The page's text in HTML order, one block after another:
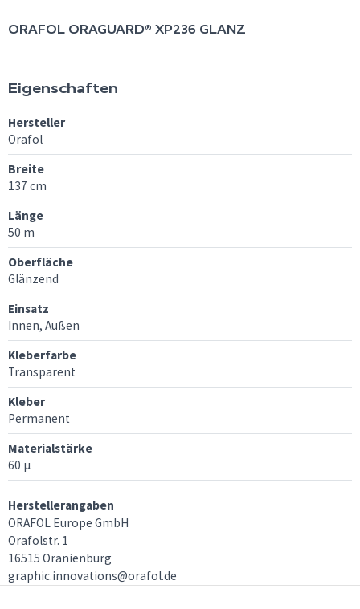
ORAFOL ORAGUARD® XP236 GLANZ
Eigenschaften
Hersteller
Orafol
Breite
137 cm
Länge
50 m
Oberfläche
Glänzend
Einsatz
Innen, Außen
Kleberfarbe
Transparent
Kleber
Permanent
Materialstärke
60 μ
Herstellerangaben
ORAFOL Europe GmbH
Orafolstr. 1
16515 Oranienburg
graphic.innovations@orafol.de